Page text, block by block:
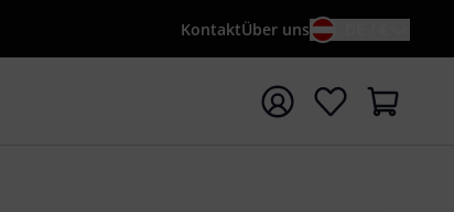
KontaktÜber uns
Suchwort {searchTerm} starten